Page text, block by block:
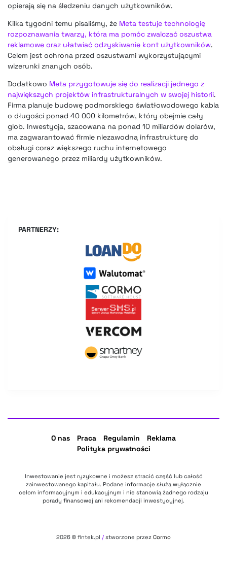
opierają się na śledzeniu danych użytkowników.
Kilka tygodni temu pisaliśmy, że Meta testuje technologię
rozpoznawania twarzy, która ma pomóc zwalczać oszustwa
reklamowe oraz ułatwiać odzyskiwanie kont użytkowników.
Celem jest ochrona przed oszustwami wykorzystującymi
wizerunki znanych osób.
Dodatkowo Meta przygotowuje się do realizacji jednego z
największych projektów infrastrukturalnych w swojej historii.
Firma planuje budowę podmorskiego światłowodowego kabla
o długości ponad 40 000 kilometrów, który obejmie cały
glob. Inwestycja, szacowana na ponad 10 miliardów dolarów,
ma zagwarantować firmie niezawodną infrastrukturę do
obsługi coraz większego ruchu internetowego
generowanego przez miliardy użytkowników.
PARTNERZY:
O nas Praca Regulamin
Reklama
Polityka prywatności
Inwestowanie jest ryzykowne i możesz stracić część lub całość
zainwestowanego kapitału. Podane informacje służą wyłącznie
celom informacyjnym i edukacyjnym i nie stanowią żadnego rodzaju
porady finansowej ani rekomendacji inwestycyjnej.
2026 © fintek.pl / stworzone przez Cormo